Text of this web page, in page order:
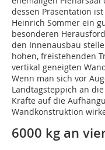
dessen Präsentation
Heinrich Sommer ein
besonderen
den Innenausbau
hohen, freistehenden
vertikal geneigten
Wenn man sich vor
Landtagsteppich an
Kräfte auf die
Wandkonstruktion
6000 kg an